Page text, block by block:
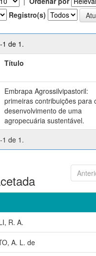
Registro(s)
1 de 1.
Título
Embrapa Agrossilvipastoril:
primeiras contribuições para
desenvolvimento de uma
agropecuária sustentável.
1 de 1.
R. A.
A. L. de